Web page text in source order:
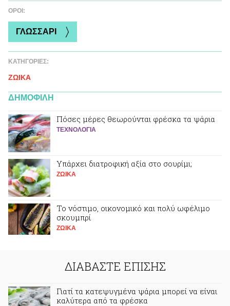
ΌΡΟΙ:
ΓΛΩΣΣΑΡΙ
ΚΑΤΗΓΟΡΙΕΣ:
ΖΩΙΚA
ΔΗΜΟΦΙΛΗ
Πόσες μέρες θεωρούνται φρέσκα τα ψάρια
ΤΕΧΝΟΛΟΓΙΑ
Υπάρχει διατροφική αξία στο σουρίμι;
ΖΩΙΚA
Το νόστιμο, οικονομικό και πολύ ωφέλιμο
σκουμπρί
ΖΩΙΚA
ΔΙΑΒΑΣΤΕ ΕΠΙΣΗΣ
Γιατί τα κατεψυγμένα ψάρια μπορεί να είναι
καλύτερα από τα φρέσκα